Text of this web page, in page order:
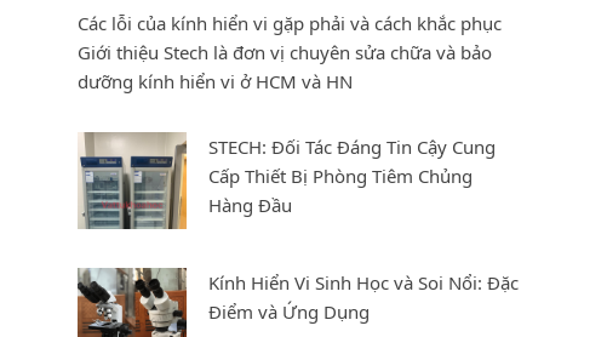
Các lỗi của kính hiển vi gặp phải và cách khắc phục
Giới thiệu Stech là đơn vị chuyên sửa chữa và bảo
dưỡng kính hiển vi ở HCM và HN
STECH: Đối Tác Đáng Tin Cậy Cung
Cấp Thiết Bị Phòng Tiêm Chủng
Hàng Đầu
Kính Hiển Vi Sinh Học và Soi Nổi: Đặc
Điểm và Ứng Dụng